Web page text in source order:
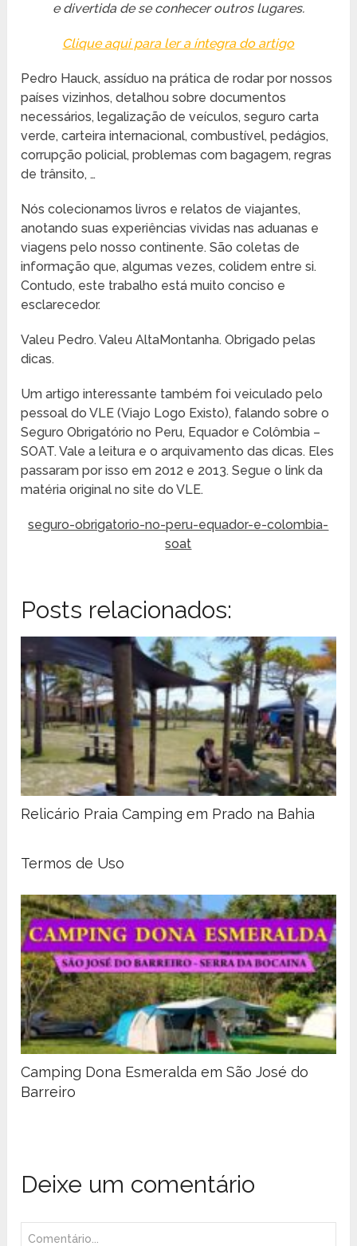
e divertida de se conhecer outros lugares.
Clique aqui para ler a íntegra do artigo
Pedro Hauck, assíduo na prática de rodar por nossos
países vizinhos, detalhou sobre documentos
necessários, legalização de veículos, seguro carta
verde, carteira internacional, combustível, pedágios,
corrupção policial, problemas com bagagem, regras
de trânsito, …
Nós colecionamos livros e relatos de viajantes,
anotando suas experiências vividas nas aduanas e
viagens pelo nosso continente. São coletas de
informação que, algumas vezes, colidem entre si.
Contudo, este trabalho está muito conciso e
esclarecedor.
Valeu Pedro. Valeu AltaMontanha. Obrigado pelas
dicas.
Um artigo interessante também foi veiculado pelo
pessoal do VLE (Viajo Logo Existo), falando sobre o
Seguro Obrigatório no Peru, Equador e Colômbia –
SOAT. Vale a leitura e o arquivamento das dicas. Eles
passaram por isso em 2012 e 2013. Segue o link da
matéria original no site do VLE.
seguro-obrigatorio-no-peru-equador-e-colombia-
soat
Posts relacionados:
Relicário Praia Camping em Prado na Bahia
Termos de Uso
Camping Dona Esmeralda em São José do
Barreiro
Deixe um comentário